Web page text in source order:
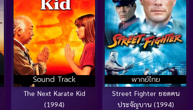
Sound Track
The Next Karate Kid
(1994)
พากย์ไทย
Street Fighter ยอดคน
ประจัญบาน (1994)